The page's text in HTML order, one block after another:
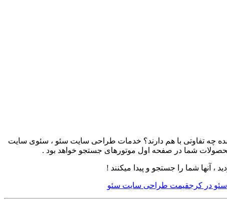
تفاوتی با هم دارند؟ خدمات طراحی سایت سئو ، سئوی سایت
شما در صفحه اول موتورهای جستجو خواهد بود .
آنها شما را جستجو و پیدا میکنند !
در کرجقیمت طراحی سایت سئو